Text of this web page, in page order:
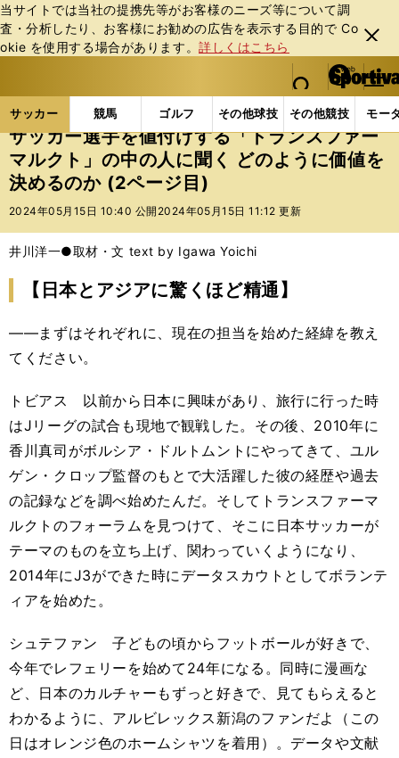
当サイトでは当社の提携先等がお客様のニーズ等について調
査・分析したり、お客様にお勧めの広告を表⽰する⽬的で Co
okie を使⽤する場合があります。詳しくはこちら
閉じ
る
web Sportiva (webスポルティーバ)
検索
マイペ
ー
ジ
メニュ
サッカー 競馬 ゴルフ その他球技 その他競技 モー
ス
ポ
ル
テ
ー
バ
サッカーの記事一覧 Jリーグ他 Jリーグ サッカ
サッカー選手を値付けする「トランスファー
マルクト」の中の人に聞く どのように価値を
決めるのか (2ページ目)
2024年05月15日 10:40 公開 2024年05月15日 11:12 更新
井川洋一●取材・文 text by Igawa Yoichi
【日本とアジアに驚くほど精通】
――まずはそれぞれに、現在の担当を始めた経緯を教え
てください。
トビアス 以前から日本に興味があり、旅行に行った時
はJリーグの試合も現地で観戦した。その後、2010年に
香川真司がボルシア・ドルトムントにやってきて、ユル
ゲン・クロップ監督のもとで大活躍した彼の経歴や過去
の記録などを調べ始めたんだ。そしてトランスファーマ
ルクトのフォーラムを見つけて、そこに日本サッカーが
テーマのものを立ち上げ、関わっていくようになり、
2014年にJ3ができた時にデータスカウトとしてボランテ
ィアを始めた。
シュテファン 子どもの頃からフットボールが好きで、
今年でレフェリーを始めて24年になる。同時に漫画な
ど、日本のカルチャーもずっと好きで、見てもらえると
わかるように、アルビレックス新潟のファンだよ（この
日はオレンジ色のホームシャツを着用）。データや文献